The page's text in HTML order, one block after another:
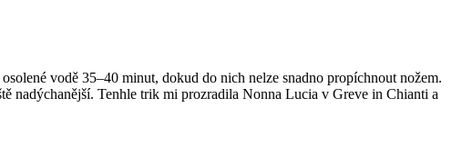
vodě 35–40 minut, dokud do nich nelze snadno propíchnout nožem.
nadýchanější. Tenhle trik mi prozradila Nonna Lucia v Greve in Chianti a